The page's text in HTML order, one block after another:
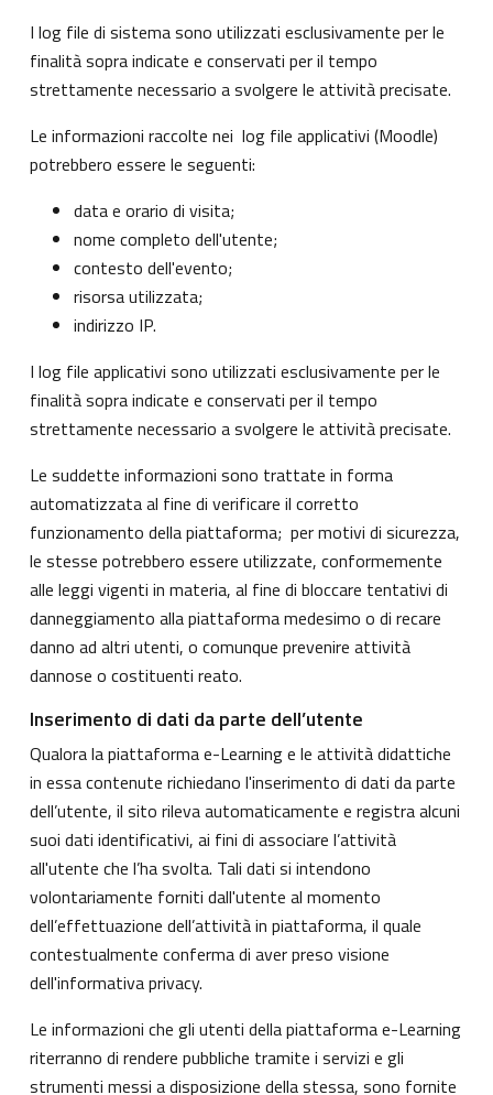
I log file di sistema sono utilizzati esclusivamente per le
finalità sopra indicate e conservati per il tempo
strettamente necessario a svolgere le attività precisate.
Le informazioni raccolte nei log file applicativi (Moodle)
potrebbero essere le seguenti:
data e orario di visita;
nome completo dell'utente;
contesto dell'evento;
risorsa utilizzata;
indirizzo IP.
I log file applicativi sono utilizzati esclusivamente per le
finalità sopra indicate e conservati per il tempo
strettamente necessario a svolgere le attività precisate.
Le suddette informazioni sono trattate in forma
automatizzata al fine di verificare il corretto
funzionamento della piattaforma; per motivi di sicurezza,
le stesse potrebbero essere utilizzate, conformemente
alle leggi vigenti in materia, al fine di bloccare tentativi di
danneggiamento alla piattaforma medesimo o di recare
danno ad altri utenti, o comunque prevenire attività
dannose o costituenti reato.
Inserimento di dati da parte dell’utente
Qualora la piattaforma e-Learning e le attività didattiche
in essa contenute richiedano l'inserimento di dati da parte
dell’utente, il sito rileva automaticamente e registra alcuni
suoi dati identificativi, ai fini di associare l’attività
all'utente che l’ha svolta. Tali dati si intendono
volontariamente forniti dall'utente al momento
dell’effettuazione dell’attività in piattaforma, il quale
contestualmente conferma di aver preso visione
dell'informativa privacy.
Le informazioni che gli utenti della piattaforma e-Learning
riterranno di rendere pubbliche tramite i servizi e gli
strumenti messi a disposizione della stessa, sono fornite